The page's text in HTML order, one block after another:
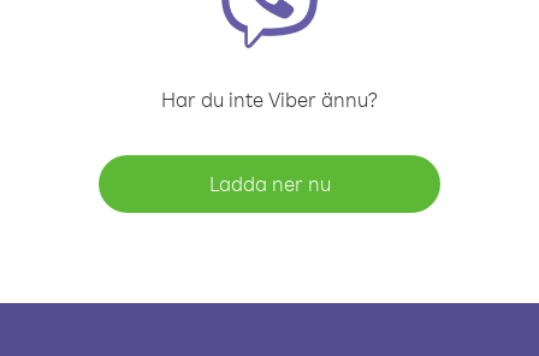
Har du inte Viber ännu?
Ladda ner nu